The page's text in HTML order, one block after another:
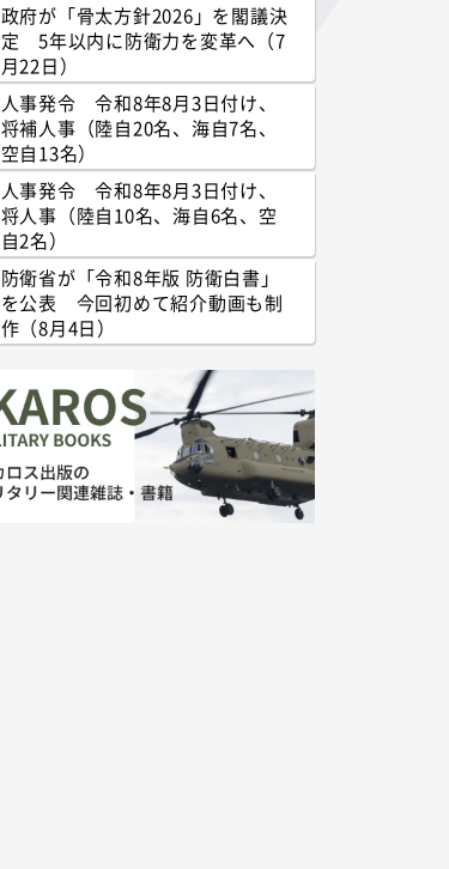
政府が「骨太方針2026」を閣議決
定 5年以内に防衛力を変革へ（7
月22日）
人事発令 令和8年8月3日付け、
将補人事（陸自20名、海自7名、
空自13名）
人事発令 令和8年8月3日付け、
将人事（陸自10名、海自6名、空
自2名）
防衛省が「令和8年版 防衛白書」
を公表 今回初めて紹介動画も制
作（8月4日）